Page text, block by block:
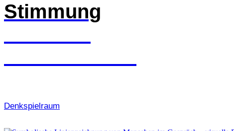
Stimmung
Denk­spielraum